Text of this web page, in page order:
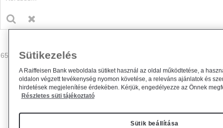
65 - 68 találat
Sütikezelés
A Raiffeisen Bank weboldala sütiket használ az oldal működtetése, a
oldalon végzett tevékenység nyomon követése, a releváns ajánlatok és
hirdetések megjelenítése érdekében. Kérjük, engedélyezze az Önnek
Részletes süti tájékoztató
Sütik beállítása